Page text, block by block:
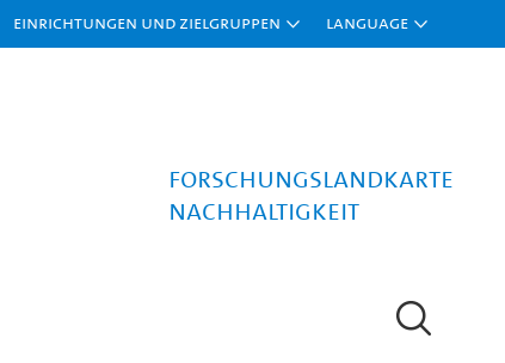
Einrichtungen und Zielgruppen Language
Forschungslandkarte
Nachhaltigkeit